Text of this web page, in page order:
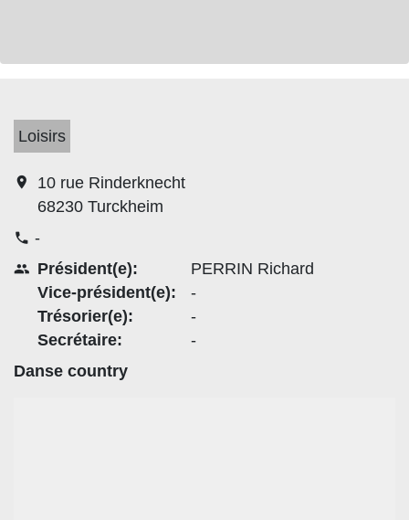
Loisirs
location_on
10 rue Rinderknecht
68230 Turckheim
phone -
people Président(e):
Vice-président(e):
Trésorier(e):
Secrétaire:
PERRIN Richard
-
-
-
Danse country